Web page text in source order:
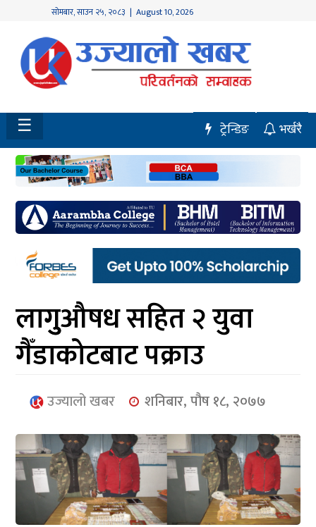
सोमबार,साउन २५, २०८३ | August 10, 2026
होमपेज
नवलपुर
विशेष
मध्य
नेपाल
चितवन
सेरोफेरो
समाचार
आर्थिक
मनोरञ्जन
खेलकुद
प्रबास
युनिकोड
☰ भर्खरै
ट्रेन्डिङ
लागुुऔषध सहित २ युवा
गैँडाकोटबाट पक्राउ
उज्यालो खबर शनिबार, पौष १८, २०७७